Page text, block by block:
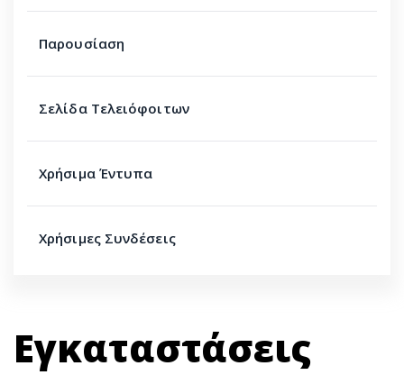
Εγκαταστάσεις
Παρουσίαση
Σελίδα Τελειόφοιτων
Χρήσιμα Έντυπα
Χρήσιμες Συνδέσεις